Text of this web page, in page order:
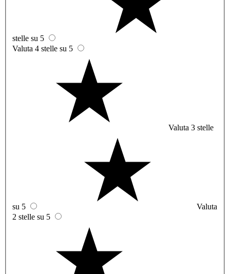
stelle su 5
Valuta 4 stelle su 5
Valuta 3 stelle
su 5
Valuta
2 stelle su 5